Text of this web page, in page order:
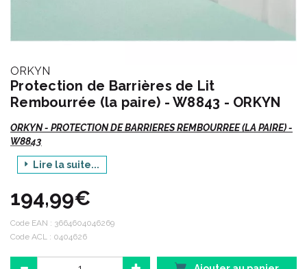
ORKYN
Protection de Barrières de Lit
Rembourrée (la paire) - W8843 - ORKYN
ORKYN - PROTECTION DE BARRIERES REMBOURREE (LA PAIRE) -
W8843
Vte/NR
Description :
Lire la suite...
194,99€
Code EAN : 3664604046269
Code ACL : 0404626